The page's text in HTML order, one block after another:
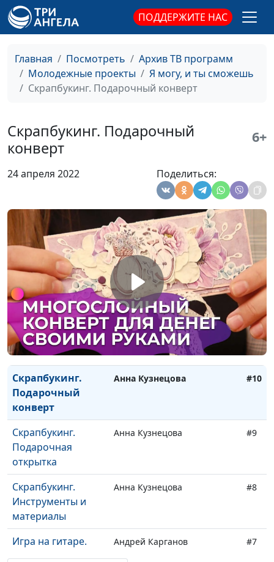
ПОДДЕРЖИТЕ НАС
Главная Посмотреть
Архив ТВ программ
Молодежные проекты
Я могу, и ты сможешь
Скрапбукинг. Подарочный конверт
Скрапбукинг. Подарочный
конверт
6+
24 апреля 2022 Поделиться:
закат | Живопись
маслом
живопись. 2.
Пейзаж для
начинающих |
Рисунок и
живопись. 1.
Рисуем объемное
#14
Скрапбукинг.
Фотоальбом
Анна Кузнецова #13
Скрапбукинг.
Обложка на
паспорт
Анна Кузнецова #12
Скрапбукинг. Арт
объект с
фотографией
Анна Кузнецова #11
Скрапбукинг.
Подарочный
конверт
Анна Кузнецова #10
Скрапбукинг.
Подарочная
открытка
Анна Кузнецова #9
Скрапбукинг.
Инструменты и
материалы
Анна Кузнецова #8
Игра на гитаре.
Что нужно для
Андрей Карганов #7